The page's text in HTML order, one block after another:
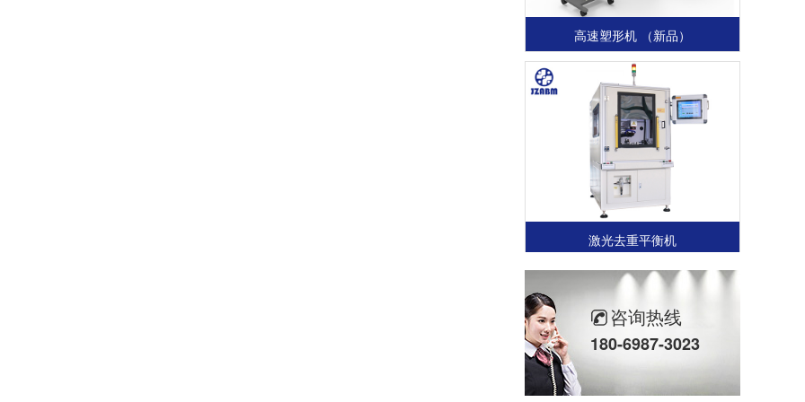
高速塑形机 （新品）
激光去重平衡机
咨询热线
180-6987-3023